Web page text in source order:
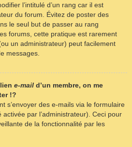
l’intitulé d’un rang car il est
du forum. Évitez de poster des
le seul but de passer au rang
forums, cette pratique est rarement
un administrateur) peut facilement
messages.
e-mail d’un membre, on me
!?
s’envoyer des e-mails via le formulaire
par l’administrateur). Ceci pour
de la fonctionnalité par les